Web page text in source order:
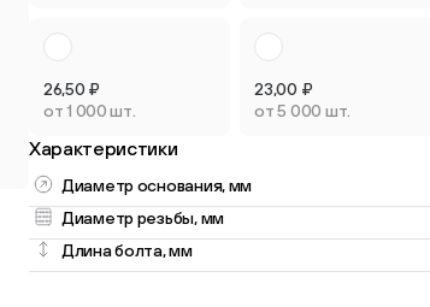
26,50 ₽
от 1 000 шт.
23,00 ₽
от 5 000 шт.
Характеристики
Диаметр основания, мм
Диаметр резьбы, мм
Длина болта, мм
Опоры колёсные
3 товара